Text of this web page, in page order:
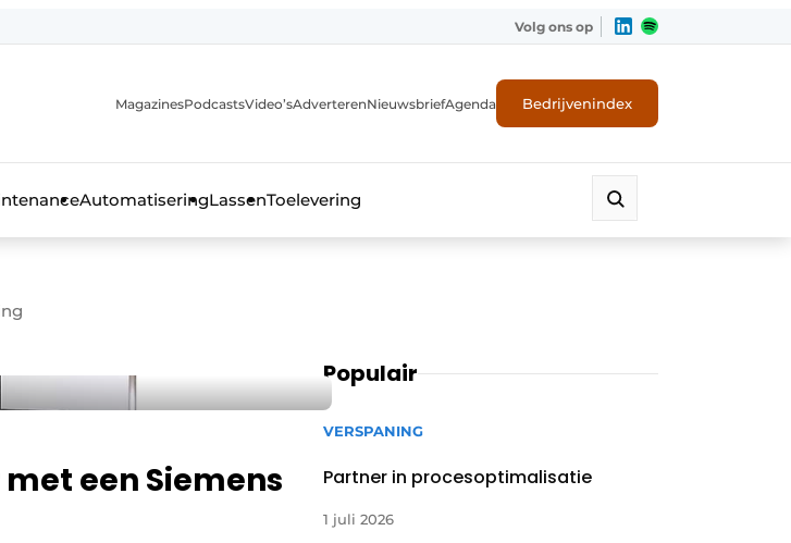
Volg ons op
MagazinesPodcastsVideo’sAdverterenNieuwsbriefAgenda Bedrijvenindex
AutomatiseringLassenToelevering
een Siemens
Populair
VERSPANING
Partner in procesoptimalisatie
1 juli 2026